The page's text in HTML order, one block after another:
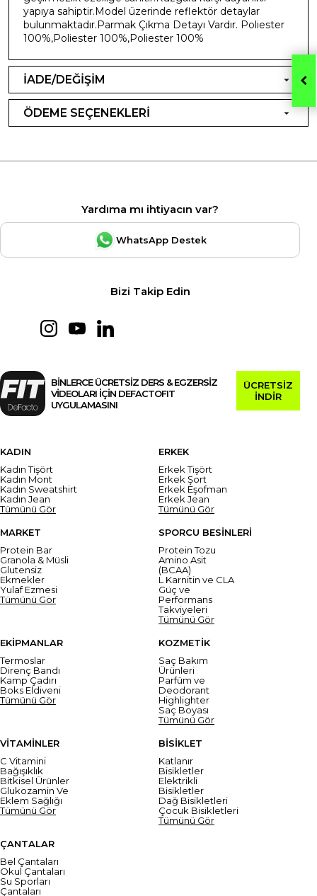
yapıya sahiptir.Model üzerinde reflektör detaylar
bulunmaktadır.Parmak Çıkma Detayı Vardır. Poliester
100%,Poliester 100%,Poliester 100%
İADE/DEĞİŞİM
ÖDEME SEÇENEKLERİ
Yardıma mı ihtiyacın var?
WhatsApp Destek
Bizi Takip Edin
BİNLERCE ÜCRETSİZ DERS & EGZERSİZ
VİDEOLARI İÇİN DEFACTOFIT
UYGULAMASINI
ÜCRETSİZ
İNDİR
KADIN
Kadın Tişört
Kadın Mont
Kadın Sweatshirt
Kadın Jean
Tümünü Gör
ERKEK
Erkek Tişört
Erkek Şort
Erkek Eşofman
Erkek Jean
Tümünü Gör
MARKET
Protein Bar
Granola & Müsli
Glutensiz
Ekmekler
Yulaf Ezmesi
Tümünü Gör
SPORCU BESİNLERİ
Protein Tozu
Amino Asit
(BCAA)
L Karnitin ve CLA
Güç ve
Performans
Takviyeleri
Tümünü Gör
EKİPMANLAR
Termoslar
Direnç Bandı
Kamp Çadırı
Boks Eldiveni
Tümünü Gör
KOZMETİK
Saç Bakım
Ürünleri
Parfüm ve
Deodorant
Highlighter
Saç Boyası
Tümünü Gör
VİTAMİNLER
C Vitamini
Bağışıklık
Bitkisel Ürünler
Glukozamin Ve
Eklem Sağlığı
Tümünü Gör
BİSİKLET
Katlanır
Bisikletler
Elektrikli
Bisikletler
Dağ Bisikletleri
Çocuk Bisikletleri
Tümünü Gör
ÇANTALAR
Bel Çantaları
Okul Çantaları
Su Sporları
Çantaları